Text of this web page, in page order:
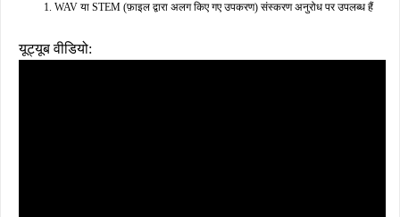
WAV या STEM (फ़ाइल द्वारा अलग किए गए उपकरण) संस्करण अनुरोध पर उपलब्ध हैं
यूट्यूब वीडियो: